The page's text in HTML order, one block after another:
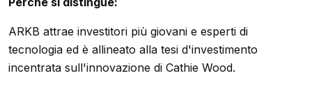
ARKB attrae investitori più giovani e esperti di
tecnologia ed è allineato alla tesi d'investimento
incentrata sull'innovazione di Cathie Wood.